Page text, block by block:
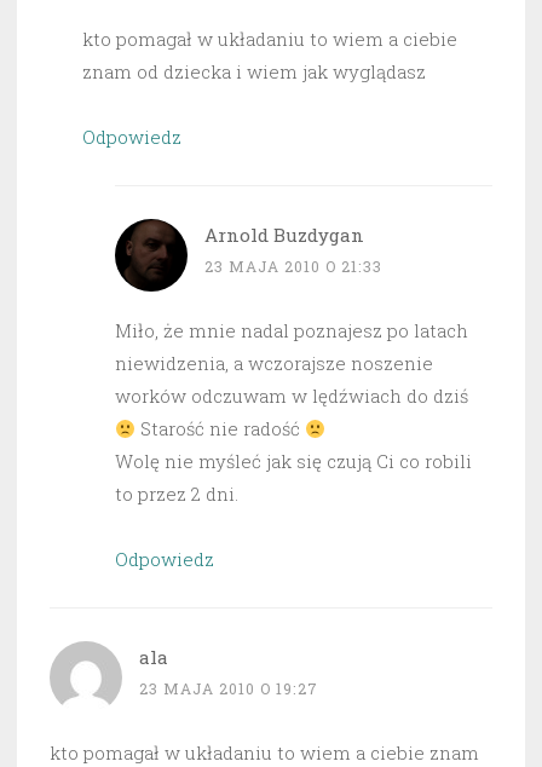
kto pomagał w układaniu to wiem a ciebie
znam od dziecka i wiem jak wyglądasz
Odpowiedz
Arnold Buzdygan
23 MAJA 2010 O 21:33
Miło, że mnie nadal poznajesz po latach
niewidzenia, a wczorajsze noszenie
worków odczuwam w lędźwiach do dziś
Starość nie radość
Wolę nie myśleć jak się czują Ci co robili
to przez 2 dni.
Odpowiedz
ala
23 MAJA 2010 O 19:27
kto pomagał w układaniu to wiem a ciebie znam